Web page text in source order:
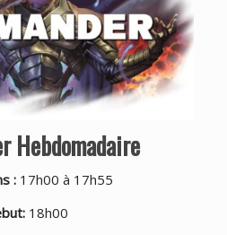
Hebdomadaire
: 17h00 à 17h55
18h00